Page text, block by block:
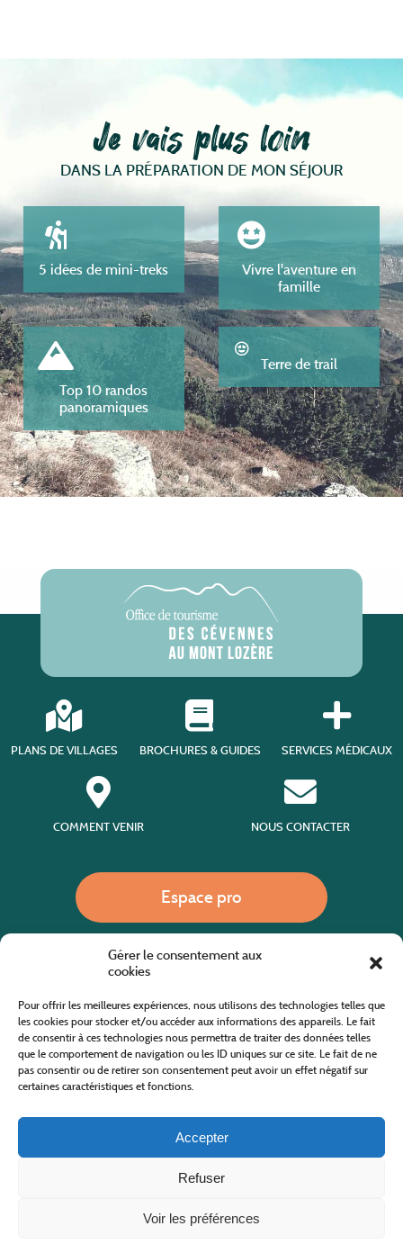
Gérer le consentement aux
cookies
Pour offrir les meilleures expériences, nous utilisons des technologies telles que
les cookies pour stocker et/ou accéder aux informations des appareils. Le fait
de consentir à ces technologies nous permettra de traiter des données telles
que le comportement de navigation ou les ID uniques sur ce site. Le fait de ne
pas consentir ou de retirer son consentement peut avoir un effet négatif sur
certaines caractéristiques et fonctions.
Accepter
Refuser
Voir les préférences
Je vais plus loin
DANS LA PRÉPARATION DE MON SÉJOUR
5 idées de mini-treks
Vivre l'aventure en
famille
Top 10 randos
panoramiques
Terre de trail
PLANS DE VILLAGES BROCHURES & GUIDES SERVICES MÉDICAUX
COMMENT VENIR NOUS CONTACTER
Espace pro
Site internet cofinancé par le fonds européen agricole pour le développement rural
L'Europe investit dans les zones rurales
Office de Tourisme des Cévennes au Mont Lozère